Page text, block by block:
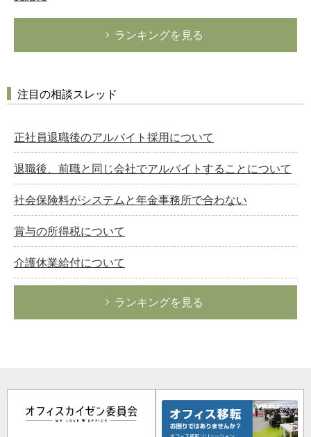
ランキングを見る
注目の相談スレッド
正社員退職後のアルバイト採用について
退職後、前職と同じ会社でアルバイトすることについて
社会保険料がシステムと年金事務所で合わない
賞与の所得税について
介護休業給付について
ランキングを見る